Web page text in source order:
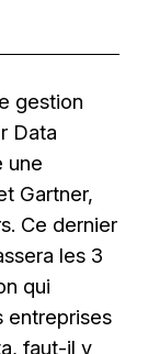
gestion
Data
une
Gartner,
Ce dernier
les 3
qui
entreprises
faut-il y